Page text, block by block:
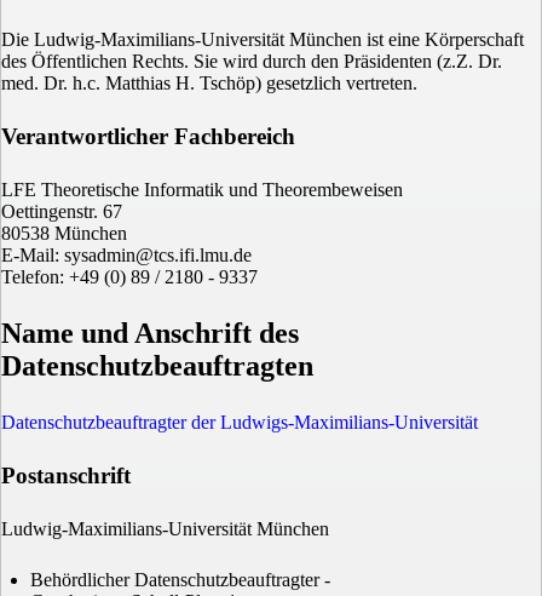
Die Ludwig-Maximilians-Universität München ist eine Körperschaft
des Öffentlichen Rechts. Sie wird durch den Präsidenten (z.Z. Dr.
med. Dr. h.c. Matthias H. Tschöp) gesetzlich vertreten.
Verantwortlicher Fachbereich
LFE Theoretische Informatik und Theorembeweisen
Oettingenstr. 67
80538 München
E-Mail: sysadmin@tcs.ifi.lmu.de
Telefon: +49 (0) 89 / 2180 - 9337
Name und Anschrift des
Datenschutzbeauftragten
Datenschutzbeauftragter der Ludwigs-Maximilians-Universität
Postanschrift
Ludwig-Maximilians-Universität München
Behördlicher Datenschutzbeauftragter -